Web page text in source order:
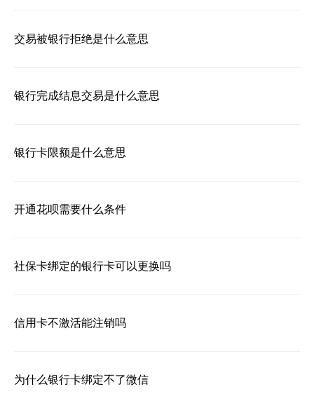
交易被银行拒绝是什么意思
银行完成结息交易是什么意思
银行卡限额是什么意思
开通花呗需要什么条件
社保卡绑定的银行卡可以更换吗
信用卡不激活能注销吗
为什么银行卡绑定不了微信